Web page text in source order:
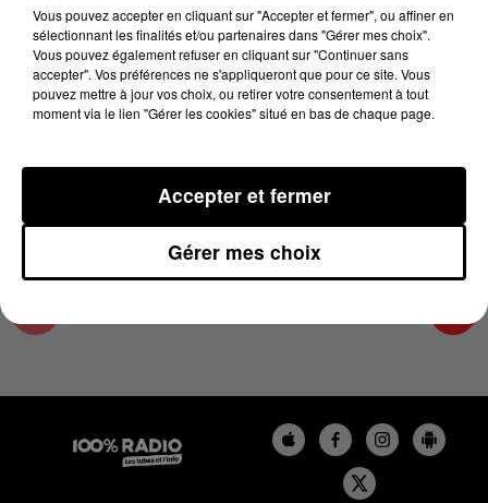
9 décembre 2024 - 1 min 13 sec
L'AGENDA DES HAUTES-PYRÉNÉES DU
09/12/2024 À 16H35
L'agenda des Hautes-Pyrénées
Vous pouvez accepter en cliquant sur "Accepter et fermer", ou affiner en
sélectionnant les finalités et/ou partenaires dans "Gérer mes choix".
Vous pouvez également refuser en cliquant sur "Continuer sans
accepter". Vos préférences ne s'appliqueront que pour ce site. Vous
pouvez mettre à jour vos choix, ou retirer votre consentement à tout
moment via le lien "Gérer les cookies" situé en bas de chaque page.
Gérer mes choix
Accepter et fermer